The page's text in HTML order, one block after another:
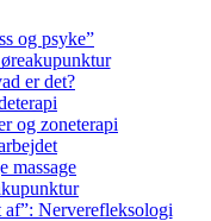
og psyke”
er det?
og zoneterapi
massage
Nerverefleksologi